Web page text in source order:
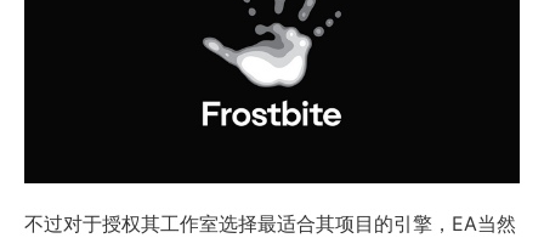
不过对于授权其工作室选择最适合其项目的引擎，EA当然